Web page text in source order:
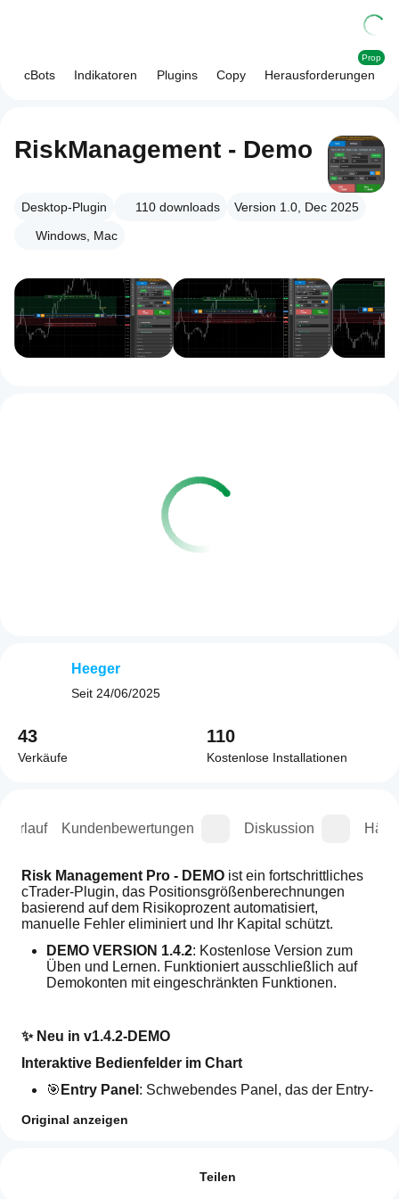
cBots Indikatoren Plugins Copy Herausforderungen
Prop
RiskManagement - Demo
Desktop-Plugin 110 downloads
Version 1.0, Dec 2025
Windows, Mac
Kundenbewertungen Diskussion
Risk Management Pro - DEMO ist ein fortschrittliches
cTrader-Plugin, das Positionsgrößenberechnungen
basierend auf dem Risikoprozent automatisiert,
manuelle Fehler eliminiert und Ihr Kapital schützt.
DEMO VERSION 1.4.2: Kostenlose Version zum
Üben und Lernen. Funktioniert ausschließlich auf
Demokonten mit eingeschränkten Funktionen.
✨ Neu in v1.4.2-DEMO
Interaktive Bedienfelder im Chart
🎯 Entry Panel : Schwebendes Panel, das der Entry-
Schaltflächen folgt
Sperrschaltfläche anzeigt
: Schwebendes Panel, das Zielpreis,
Original anzeigen
Teilen
Heeger
Seit 24/06/2025
43
Verkäufe
110
Kostenlose Installationen